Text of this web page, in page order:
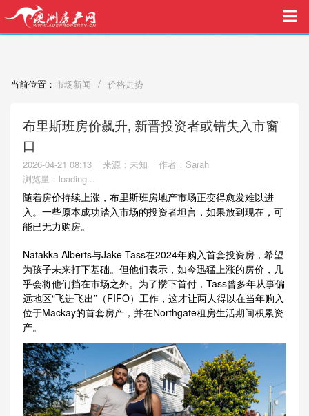
买家中介VIP服务，助您安心购房
当前位置： 市场新闻 / 价格走势
布里斯班房价飙升, 新晋投资者或错失入市窗
口
2026-04-21 08:13 来源：未知
作者：Sarah
浏览量： loading...
随着房价持续上涨，布里斯班房地产市场正变得愈发难以进
入。一些原本成功踏入市场的投资者坦言，如果放到现在，可
能已无力购房。
Natakka Alberts与Jake Tass在2024年购入首套投资房，希望
为孩子未来打下基础。但他们表示，如今迅猛上涨的房价，几
乎会将他们挡在市场之外。为了攒下首付，Tass曾多年从事偏
远地区“飞进飞出”（FIFO）工作，这才让两人得以在当年购入
位于Mackay的首套房产，并在Northgate租房生活期间积累资
产。